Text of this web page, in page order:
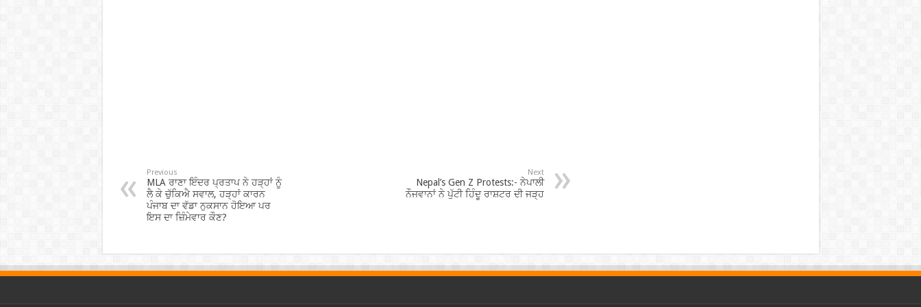
Previous
MLA ਰਾਣਾ ਇੰਦਰ ਪ੍ਰਤਾਪ ਨੇ ਹੜ੍ਹਾਂ ਨੂੰ
ਲੈ ਕੇ ਚੁੱਕਿਐ ਸਵਾਲ, ਹੜ੍ਹਾਂ ਕਾਰਨ
ਪੰਜਾਬ ਦਾ ਵੱਡਾ ਨੁਕਸਾਨ ਹੋਇਆ ਪਰ
ਇਸ ਦਾ ਜ਼ਿੰਮੇਵਾਰ ਕੌਣ?
Next
Nepal’s Gen Z Protests:- ਨੇਪਾਲੀ
ਨੌਜਵਾਨਾਂ ਨੇ ਪੁੱਟੀ ਹਿੰਦੂ ਰਾਸ਼ਟਰ ਦੀ ਜੜ੍ਹ